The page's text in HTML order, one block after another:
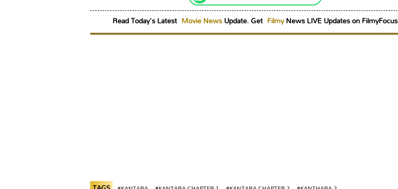
Read Today's Latest Movie NewsUpdate. Get FilmyNews LIVE Updates on FilmyFocus